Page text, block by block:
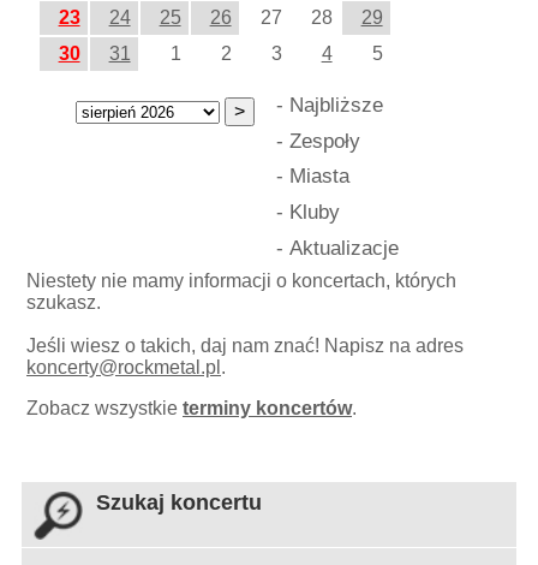
23
24 25 26 27 28
29
30
31 1 2 3 4 5
- Najbliższe
- Zespoły
- Miasta
- Kluby
- Aktualizacje
Niestety nie mamy informacji o koncertach, których
szukasz.
Jeśli wiesz o takich, daj nam znać! Napisz na adres
koncerty@rockmetal.pl .
Zobacz wszystkieterminy koncertów.
Szukaj koncertu